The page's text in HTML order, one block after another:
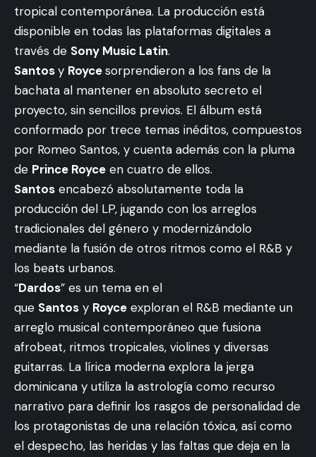
tropical contemporánea. La producción está
disponible en todas las plataformas digitales a
través de Sony Music Latin.
Santosy Roycesorprendieron a los fans de la
bachata al mantener en absoluto secreto el
proyecto, sin sencillos previos. El álbum está
conformado por trece temas inéditos, compuestos
por Romeo Santos, y cuenta además con la pluma
de Prince Royce en cuatro de ellos.
Santos encabezó absolutamente toda la
producción del LP, jugando con los arreglos
tradicionales del género y modernizándolo
mediante la fusión de otros ritmos como el R&B y
los beats urbanos.
“Dardos” es un tema en el
que Santos y Royce exploran el R&B mediante un
arreglo musical contemporáneo que fusiona
afrobeat, ritmos tropicales, violines y diversas
guitarras. La lírica moderna explora la jerga
dominicana y utiliza la astrología como recurso
narrativo para definir los rasgos de personalidad de
los protagonistas de una relación tóxica, así como
el despecho, las heridas y las faltas que deja en la